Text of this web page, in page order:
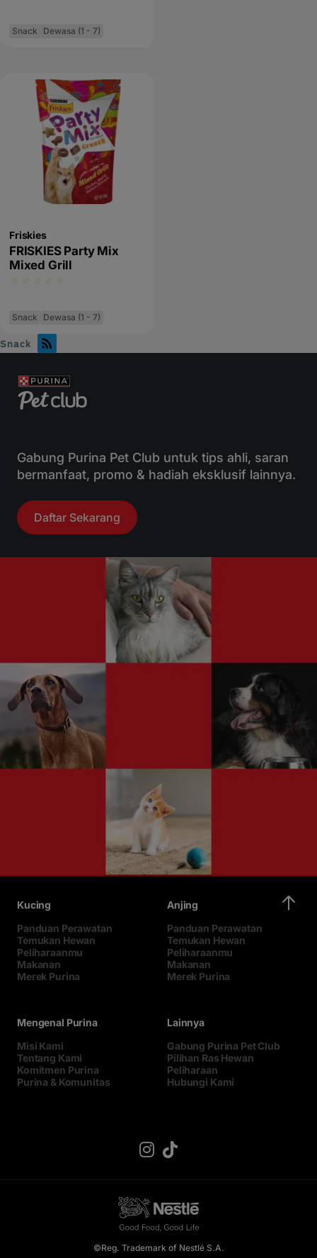
Snack Dewasa (1 - 7)
Friskies
FRISKIES Party Mix
Mixed Grill
Snack Dewasa (1 - 7)
Snack
Gabung Purina Pet Club untuk tips ahli, saran
bermanfaat, promo & hadiah eksklusif lainnya.
Daftar Sekarang
Kucing
Panduan Perawatan
Temukan Hewan
Peliharaanmu
Makanan
Merek Purina
Anjing
Panduan Perawatan
Temukan Hewan
Peliharaanmu
Makanan
Merek Purina
Mengenal Purina
Misi Kami
Tentang Kami
Komitmen Purina
Purina & Komunitas
Lainnya
Gabung Purina Pet Club
Pilihan Ras Hewan
Peliharaan
Hubungi Kami
©Reg. Trademark of Nestlé S.A.